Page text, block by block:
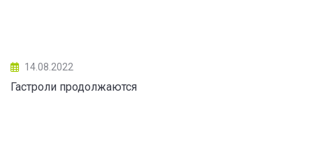
14.08.2022
Гастроли продолжаются